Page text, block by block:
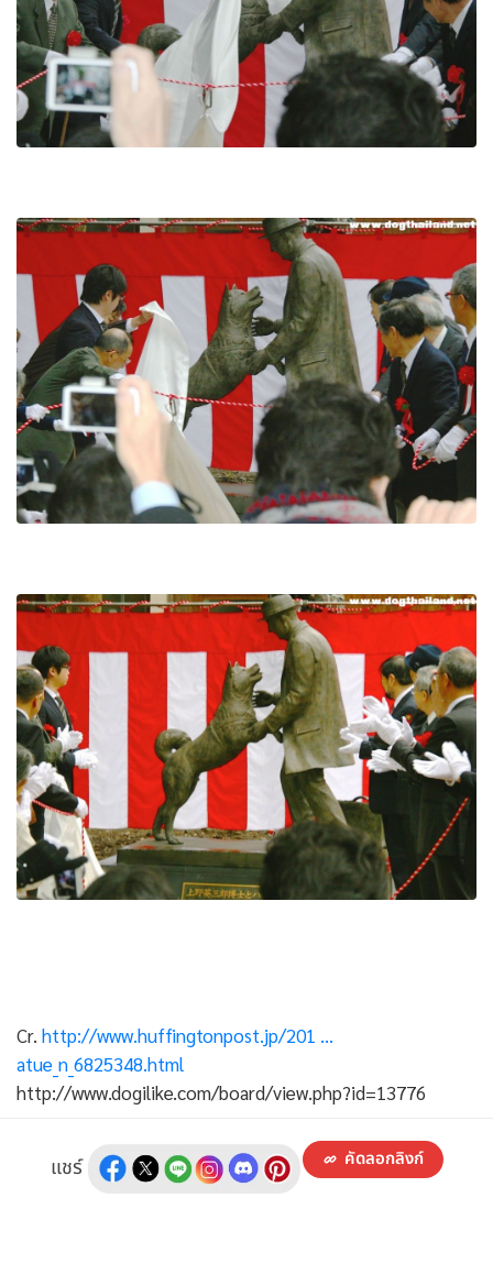
Cr. http://www.huffingtonpost.jp/201 ...
atue_n_6825348.html
http://www.dogilike.com/board/view.php?id=13776
แชร์ คัดลอกลิงก์